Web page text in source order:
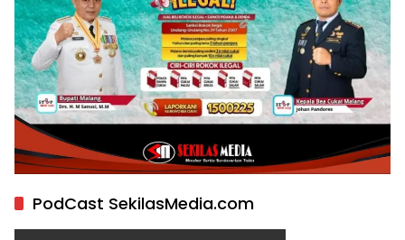
PodCast SekilasMedia.com